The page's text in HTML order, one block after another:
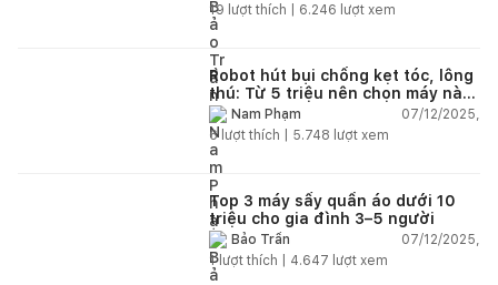
19 lượt thích | 6.246 lượt xem
Robot hút bụi chống kẹt tóc, lông
thú: Từ 5 triệu nên chọn máy nào
năm 2025–2026?
Nam Phạm
07/12/2025,
6lượt thích | 5.748 lượt xem
Top 3 máy sấy quần áo dưới 10
triệu cho gia đình 3–5 người
Bảo Trần
07/12/2025,
1lượt thích | 4.647 lượt xem